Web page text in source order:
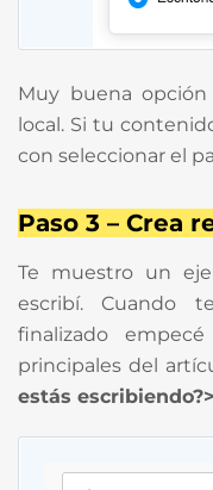
Muy buena
local. Si tu
con seleccionar el
Paso 3 – Crea
Te muestro un
escribí. Cuando
finalizado
principales del
estás